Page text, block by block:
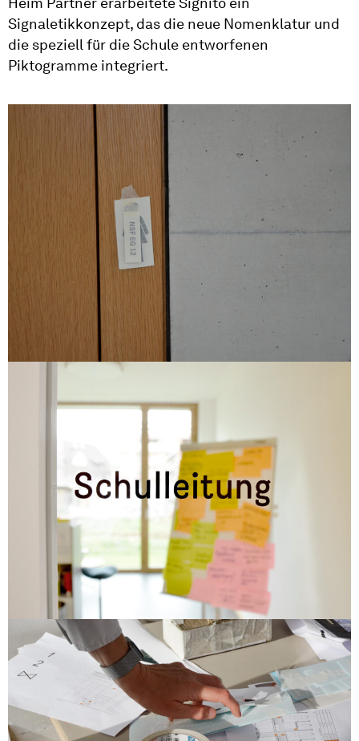
Signaletikkonzept, das die neue Nomenklatur und
die speziell für die Schule entworfenen
Piktogramme integriert.